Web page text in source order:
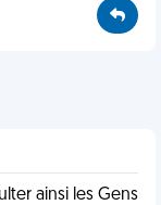
ainsi les Gens